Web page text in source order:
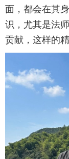
面，都会在其
识，尤其是法
贡献，这样的